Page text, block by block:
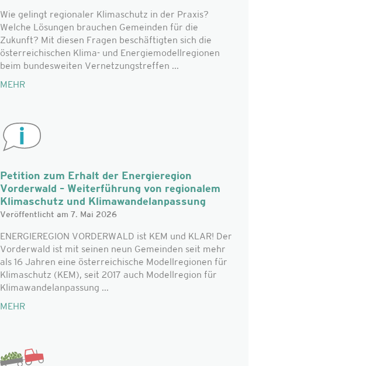
Wie gelingt regionaler Klimaschutz in der Praxis?
Welche Lösungen brauchen Gemeinden für die
Zukunft? Mit diesen Fragen beschäftigten sich die
österreichischen Klima- und Energiemodellregionen
beim bundesweiten Vernetzungstreffen ...
MEHR
Petition zum Erhalt der Energieregion
Vorderwald – Weiterführung von regionalem
Klimaschutz und Klimawandelanpassung
Veröffentlicht am 7. Mai 2026
ENERGIEREGION VORDERWALD ist KEM und KLAR! Der
Vorderwald ist mit seinen neun Gemeinden seit mehr
als 16 Jahren eine österreichische Modellregionen für
Klimaschutz (KEM), seit 2017 auch Modellregion für
Klimawandelanpassung ...
MEHR